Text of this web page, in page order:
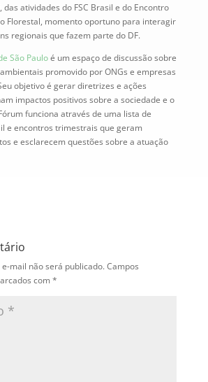
atividades do FSC Brasil e do Encontro
Florestal, momento oportuno para interagir
regionais que fazem parte do DF.
São Pauloé um espaço de discussão sobre
promovido por ONGs e empresas
objetivo é gerar diretrizes e ações
impactos positivos sobre a sociedade e o
funciona através de uma lista de
e encontros trimestrais que geram
e esclarecem questões sobre a atuação
mail não será publicado.Campos
com *